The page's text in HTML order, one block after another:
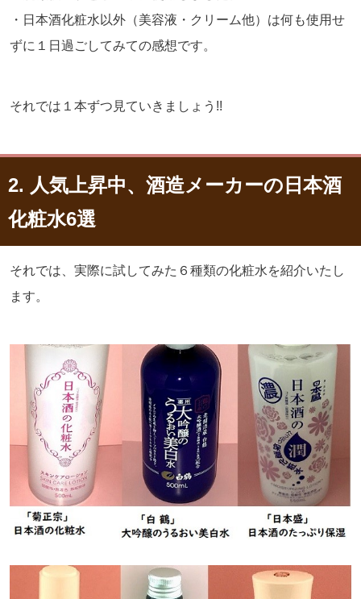
・日本酒化粧水以外（美容液・クリーム他）は何も使用せ
ずに１日過ごしてみての感想です。
それでは１本ずつ見ていきましょう!!
2. 人気上昇中、酒造メーカーの日本酒
化粧水6選
それでは、実際に試してみた６種類の化粧水を紹介いたし
ます。